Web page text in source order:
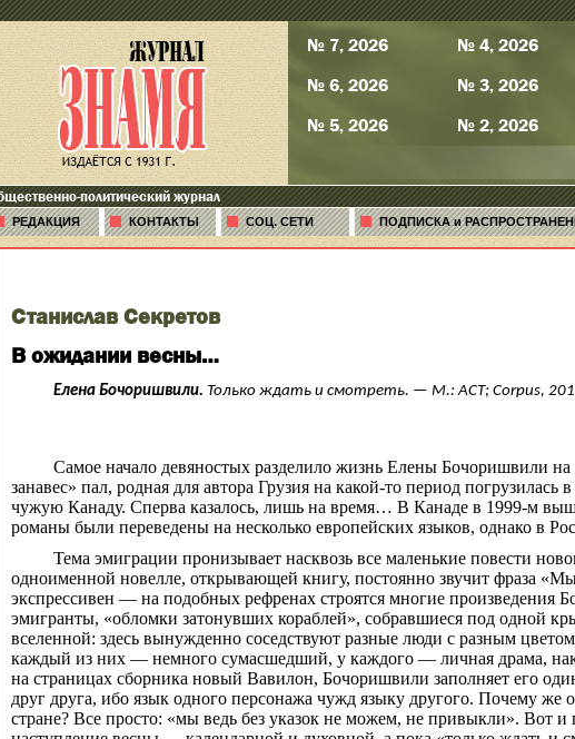
№ 7, 2026
№ 6, 2026
№ 5, 2026
№ 4, 2026
№ 3, 2026
№ 2, 2026
политический журнал
РЕДАКЦИЯ КОНТАКТЫ СОЦ. СЕТИ ПОДПИСКА и
Станислав Секретов
В ожидании весны…
Елена Бочоришвили. Только ждать и смотреть. — М.: АСТ; Corpus,
Самое начало девяностых разделило жизнь Елены Бочоришвили на
занавес» пал, родная для автора Грузия на какой-то период
чужую Канаду. Сперва казалось, лишь на время… В Канаде в 1999-м
романы были переведены на несколько европейских языков, однако в
Тема эмиграции пронизывает насквозь все маленькие повести
одноименной новелле, открывающей книгу, постоянно звучит фраза
экспрессивен — на подобных рефренах строятся многие произведения
эмигранты, «обломки затонувших кораблей», собравшиеся под одной
вселенной: здесь вынужденно соседствуют разные люди с разным
каждый из них — немного сумасшедший, у каждого — личная драма,
на страницах сборника новый Вавилон, Бочоришвили заполняет его
друг друга, ибо язык одного персонажа чужд языку другого. Почему же
стране? Все просто: «мы ведь без указок не можем, не привыкли». Вот и